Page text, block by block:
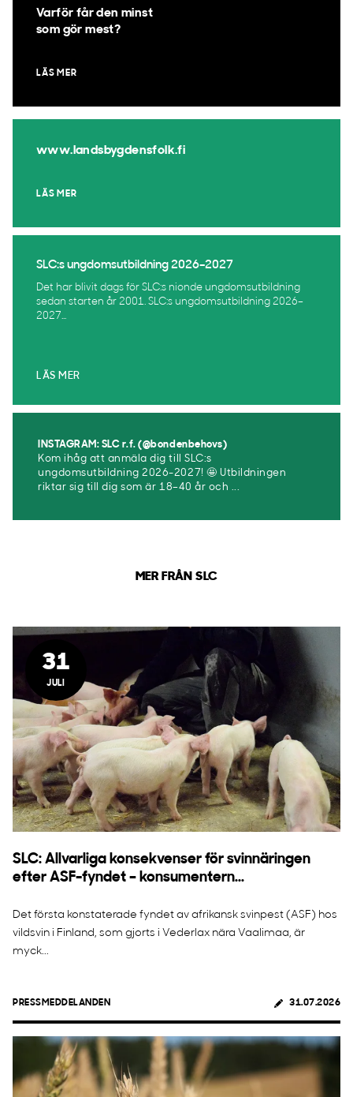
Varför får den minst
som gör mest?
LÄS MER
www.landsbygdensfolk.fi
LÄS MER
SLC:s ungdomsutbildning 2026–2027
Det har blivit dags för SLC:s nionde ungdomsutbildning
sedan starten år 2001. SLC:s ungdomsutbildning 2026–
2027...
LÄS MER
INSTAGRAM: SLC r.f. (@bondenbehovs)
Kom ihåg att anmäla dig till SLC:s
ungdomsutbildning 2026-2027! 🤩 Utbildningen
riktar sig till dig som är 18–40 år och ...
MER FRÅN SLC
31
JULI
SLC: Allvarliga konsekvenser för svinnäringen
efter ASF-fyndet – konsumentern...
Det första konstaterade fyndet av afrikansk svinpest (ASF) hos
vildsvin i Finland, som gjorts i Vederlax nära Vaalimaa, är
myck...
PRESSMEDDELANDEN 31.07.2026